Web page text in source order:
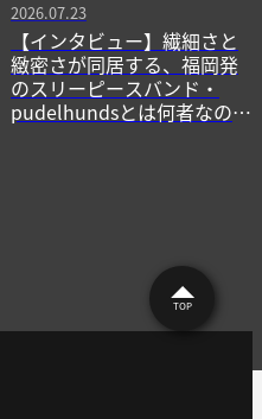
2026.07.23
【インタビュー】繊細さと
緻密さが同居する、福岡発
のスリーピースバンド・
pudelhundsとは何者なの
TOP